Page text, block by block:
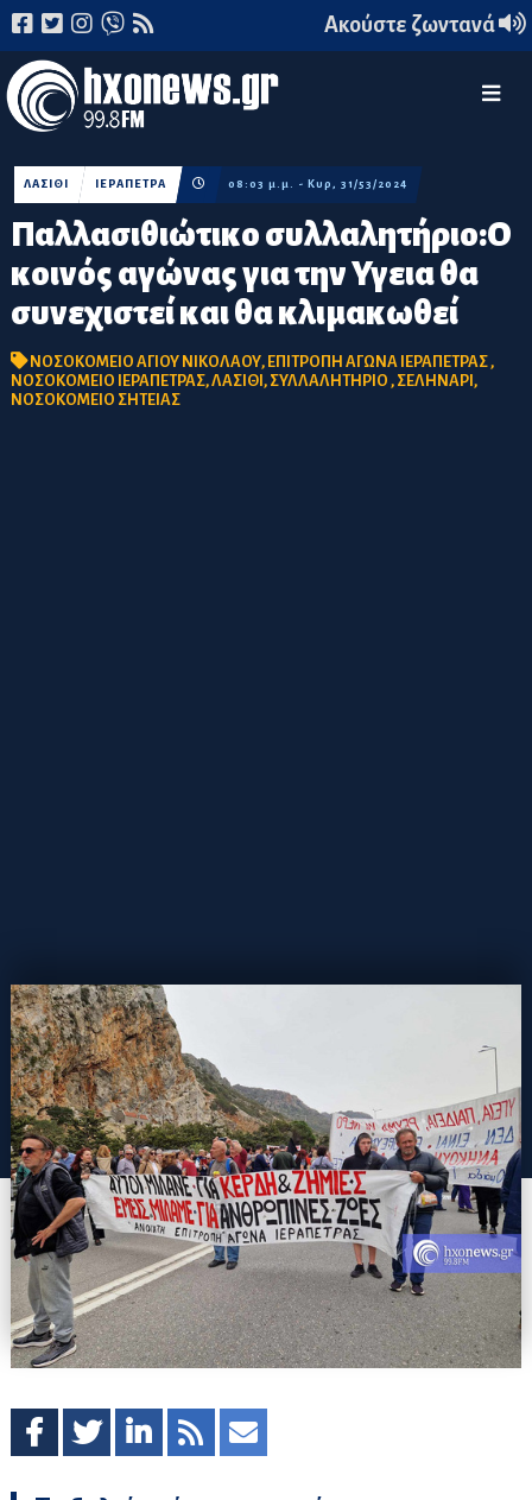
Ακούστε ζωντανά
Παλλασιθιώτικο συλλαλητήριο:Ο
κοινός αγώνας για την Υγεια θα
συνεχιστεί και θα κλιμακωθεί
ΛΑΣΙΘΙ ΙΕΡΑΠΕΤΡΑ 08:03 μ.μ. - Κυρ, 31/53/2024
ΝΟΣΟΚΟΜΕΙΟ ΑΓΙΟΥ ΝΙΚΟΛΑΟΥ, ΕΠΙΤΡΟΠΗ ΑΓΩΝΑ ΙΕΡΑΠΕΤΡΑΣ,
ΝΟΣΟΚΟΜΕΙΟ ΙΕΡΑΠΕΤΡΑΣ,ΛΑΣΙΘΙ, ΣΥΛΛΑΛΗΤΗΡΙΟ , ΣΕΛΗΝΑΡΙ,
ΝΟΣΟΚΟΜΕΙΟ ΣΗΤΕΙΑΣ